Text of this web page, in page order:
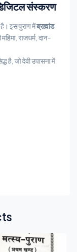
संस्करण
है। इस पुराण मेंब्रह्मांड
राजधर्म, दान-
है, जो देवी उपासना में